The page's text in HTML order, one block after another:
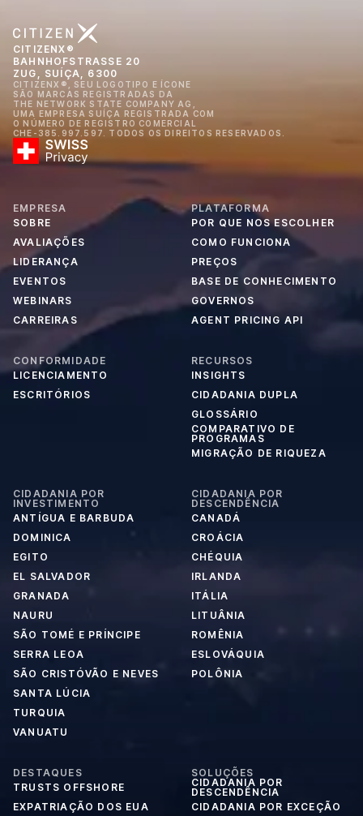
CITIZENX®
BAHNHOFSTRASSE 20
ZUG, SUÍÇA, 6300
CITIZENX®, SEU LOGOTIPO E ÍCONE
SÃO MARCAS REGISTRADAS DA
THE NETWORK STATE COMPANY AG,
UMA EMPRESA SUÍÇA REGISTRADA COM
O NÚMERO DE REGISTRO COMERCIAL
CHE-385.997.597. TODOS OS DIREITOS RESERVADOS.
EMPRESA
SOBRE
AVALIAÇÕES
LIDERANÇA
EVENTOS
WEBINARS
CARREIRAS
PLATAFORMA
POR QUE NOS ESCOLHER
COMO FUNCIONA
PREÇOS
BASE DE CONHECIMENTO
GOVERNOS
AGENT PRICING API
CONFORMIDADE
LICENCIAMENTO
ESCRITÓRIOS
RECURSOS
INSIGHTS
CIDADANIA DUPLA
GLOSSÁRIO
COMPARATIVO DE
PROGRAMAS
MIGRAÇÃO DE RIQUEZA
CIDADANIA POR
INVESTIMENTO
ANTÍGUA E BARBUDA
DOMINICA
EGITO
EL SALVADOR
GRANADA
NAURU
SÃO TOMÉ E PRÍNCIPE
SERRA LEOA
SÃO CRISTÓVÃO E NEVES
SANTA LÚCIA
TURQUIA
VANUATU
CIDADANIA POR
DESCENDÊNCIA
CANADÁ
CROÁCIA
CHÉQUIA
IRLANDA
ITÁLIA
LITUÂNIA
ROMÊNIA
ESLOVÁQUIA
POLÔNIA
DESTAQUES
TRUSTS OFFSHORE
EXPATRIAÇÃO DOS EUA
SOLUÇÕES
CIDADANIA POR
DESCENDÊNCIA
CIDADANIA POR EXCEÇÃO